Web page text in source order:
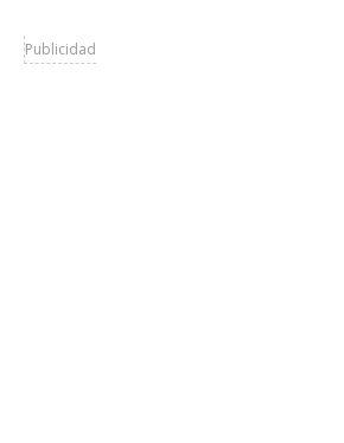
Publicidad